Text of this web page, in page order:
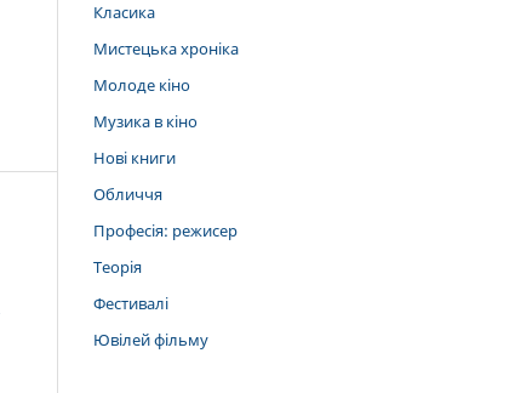
Класика
Мистецька хроніка
Молоде кіно
Музика в кіно
Нові книги
Обличчя
Професія: режисер
Теорія
Фестивалі
Ювілей фільму